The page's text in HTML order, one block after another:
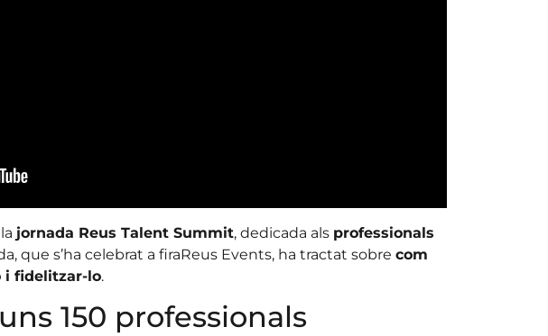
jornada Reus Talent Summit, dedicada als professionals
que s’ha celebrat a firaReus Events, ha tractat sobre com
i fidelitzar-lo.
150 professionals